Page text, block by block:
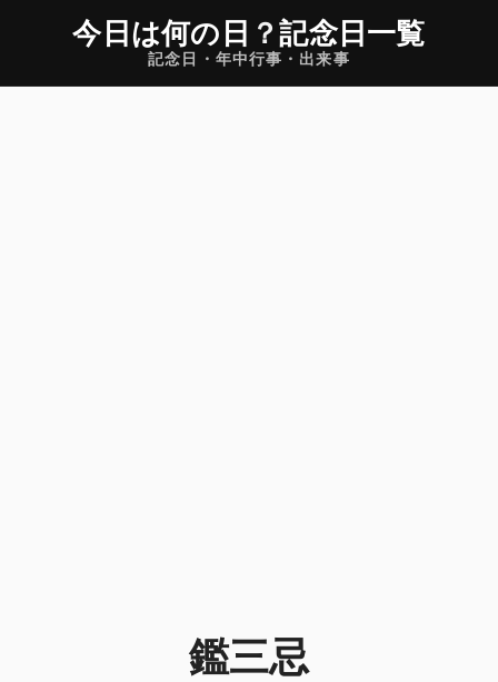
今日は何の日 ？記念日一覧
記念日・年中行事・出来事
鑑三忌